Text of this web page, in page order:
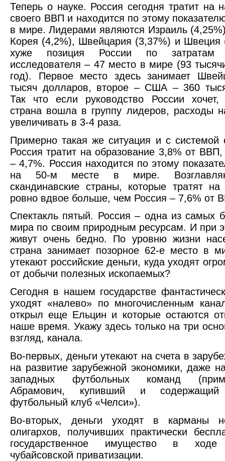
Теперь о науке. Россия сегодня тратит на
своего ВВП и находится по этому
в мире. Лидерами являются Израиль
Корея (4,2%), Швейцария (3,37%) и
хуже позиция России по затратам
исследователя – 47 место в мире (93
год). Первое место здесь занимает
тысяч долларов, второе – США – 360
Так что если руководство России
страна вошла в группу лидеров, расходы
увеличивать в 3-4 раза.
Примерно такая же ситуация и с системой
Россия тратит на образование 3,8% от
– 4,7%. Россия находится по этому
на 50-м месте в мире.
скандинавские страны, которые тратят на
ровно вдвое больше, чем Россия – 7,6% от
Спектакль пятый. Россия – одна из самых
мира по своим природным ресурсам. И при
живут очень бедно. По уровню жизни
страна занимает позорное 62-е место в
утекают российские деньги, куда уходят
от добычи полезных ископаемых?
Сегодня в нашем государстве
уходят «налево» по многочисленным
открыл еще Ельцин и которые остаются
наше время. Укажу здесь только на три
взгляд, канала.
Во-первых, деньги утекают на счета в
на развитие зарубежной экономики, даже
западных футбольных команд
Абрамович, купивший и содержащий
футбольный клуб «Челси»).
Во-вторых, деньги уходят в карманы
олигархов, получивших практически
государственное имущество в ходе
чубайсовской приватизации.